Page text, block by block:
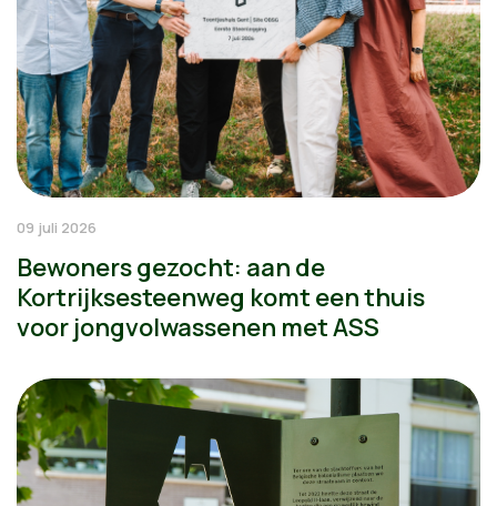
09 juli 2026
Bewoners gezocht: aan de
Kortrijksesteenweg komt een thuis
voor jongvolwassenen met ASS